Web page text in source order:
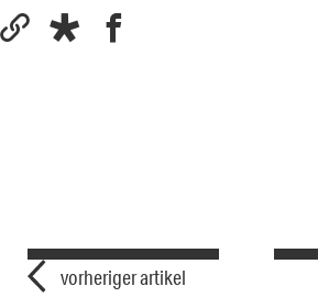
vorheriger artikel